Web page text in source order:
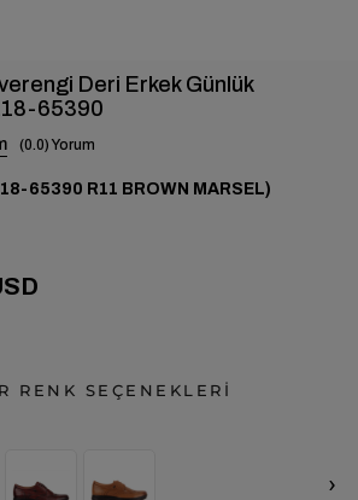
Deri Erkek Günlük
65390
0.0
65390 R11 BROWN MARSEL)
RENK SEÇENEKLERİ
›